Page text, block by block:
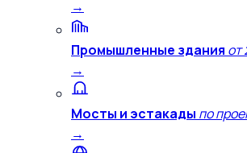
→
Промышленные здания от
→
Мосты и эстакады по
→